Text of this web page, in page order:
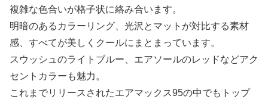
複雑な色合いが格子状に絡み合います。
明暗のあるカラーリング、光沢とマットが対比する素材
感、すべてが美しくクールにまとまっています。
スウッシュのライトブルー、エアソールのレッドなどアク
セントカラーも魅力。
これまでリリースされたエアマックス95の中でもトップ